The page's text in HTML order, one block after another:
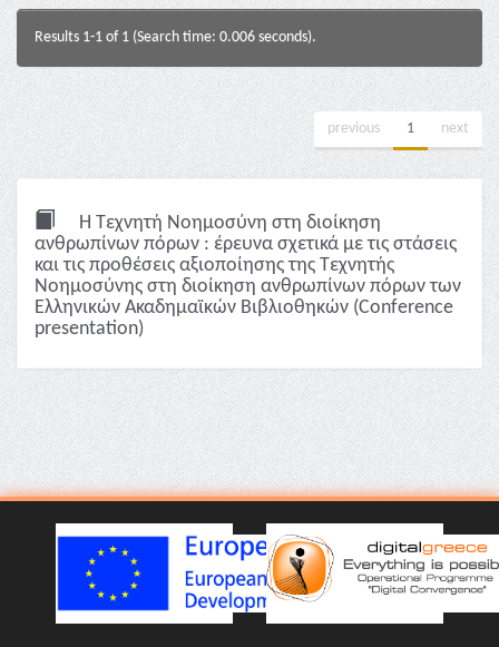
Results 1-1 of 1 (Search time: 0.006 seconds).
previous 1 next
Η Τεχνητή Νοημοσύνη στη διοίκηση
ανθρωπίνων πόρων : έρευνα σχετικά με τις στάσεις
και τις προθέσεις αξιοποίησης της Τεχνητής
Νοημοσύνης στη διοίκηση ανθρωπίνων πόρων των
Ελληνικών Ακαδημαϊκών Βιβλιοθηκών (Conference
presentation)